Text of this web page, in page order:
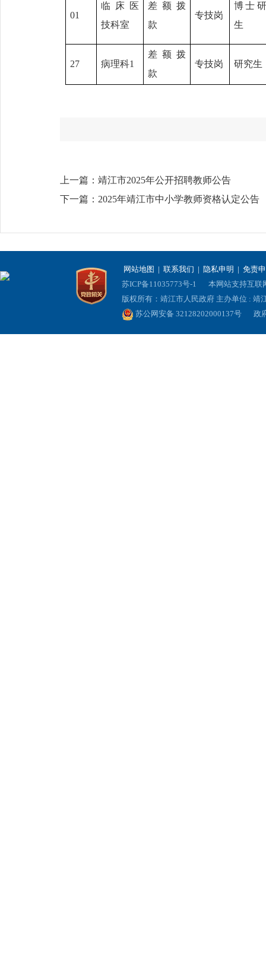
01
临床医
技科室
差额拨
款
专技岗
博士
生
27 病理科1
差额拨
款
专技岗 研究生
上一篇： 靖江市2025年公开招聘教师公告
下一篇： 2025年靖江市中小学教师资格认定公告
网站地图 | 联系我们 | 隐私申明 | 免责
苏ICP备11035773号-1
本网站支持互联
版权所有：靖江市人民政府 主办单位 : 靖
苏公网安备 32128202000137号
政